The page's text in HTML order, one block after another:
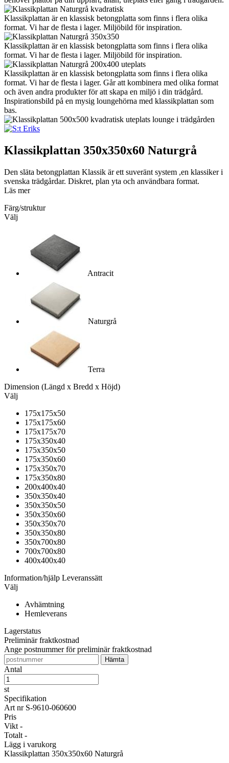
Klassikplattan är en klassisk betongplatta som finns i flera olika
format. Vi har de flesta i lager. Miljöbild för inspiration.
Klassikplattan är en klassisk betongplatta som finns i flera olika
format. Vi har de flesta i lager. Miljöbild för inspiration.
Klassikplattan är en klassisk betongplatta som finns i flera olika
format. Vi har de flesta i lager. Går att kombinera med olika format
och även andra produkter för att skapa en miljö i din trädgård.
Inspirationsbild på en mysig loungehörna med klassikplattan som
bas.
Klassikplattan 350x350x60 Naturgrå
Den släta betongplattan Klassik är ett suveränt system ,en klassiker i
svenska trädgårdar. Diskret, plan yta och användbara format.
Läs mer
Färg/struktur
Välj
Antracit
Naturgrå
Terra
Dimension (Längd x Bredd x Höjd)
Välj
175x175x50
175x175x60
175x175x70
175x350x40
175x350x50
175x350x60
175x350x70
175x350x80
200x400x40
350x350x40
350x350x50
350x350x60
350x350x70
350x350x80
350x700x80
700x700x80
400x400x40
Information/hjälp Leveranssätt
Välj
Avhämtning
Hemleverans
Lagerstatus
Preliminär fraktkostnad
Ange postnummer för preliminär fraktkostnad
Antal
st
Specifikation
Art nr S-9610-060600
Pris
Vikt -
Totalt -
Lägg i varukorg
Klassikplattan 350x350x60 Naturgrå